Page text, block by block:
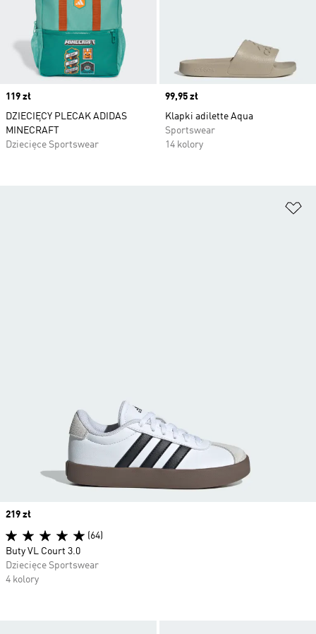
Price
119 zł
DZIECIĘCY PLECAK ADIDAS
MINECRAFT
Dziecięce Sportswear
Price
99,95 zł
Klapki adilette Aqua
Sportswear
14 kolory
Price
219 zł
(64)
Buty VL Court 3.0
Dziecięce Sportswear
4 kolory